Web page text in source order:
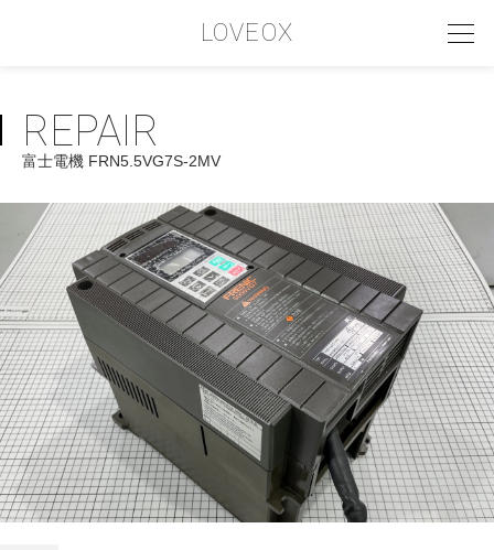
LOVEOX
PHILOSOPHY
フィロソフィー
COMPANY PROFILE
会社情報
SERVICE
サービス内容
INTERVIEW
お客様インタビュー
RECRUIT
採用情報
REPAIR
富士電機 FRN5.5VG7S-2MV